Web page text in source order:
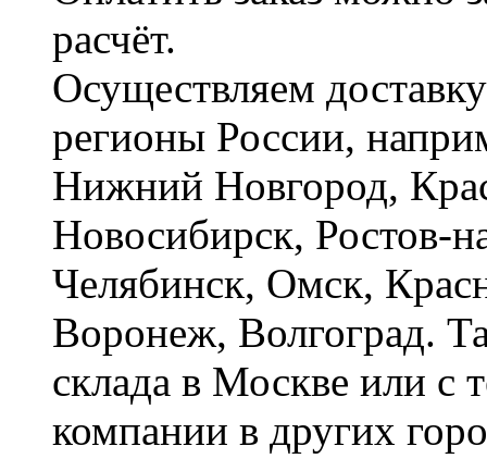
расчёт.
Осуществляем
регионы России,
Нижний Новгород,
Новосибирск, Ростов-
Челябинск, Омск,
Воронеж, Волгоград.
склада в Москве или с
компании в других